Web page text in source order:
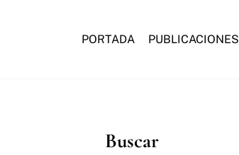
PORTADA PUBLICACIONES
Buscar